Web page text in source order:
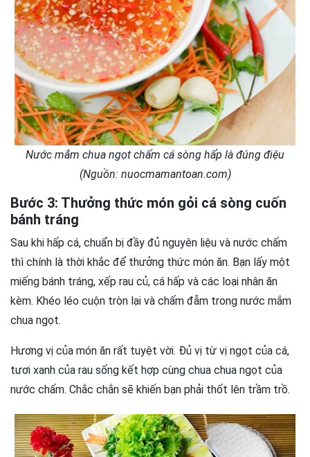
Nước mắm chua ngọt chấm cá sòng hấp là đúng điệu
(Nguồn: nuocmamantoan.com)
Bước 3: Thưởng thức món gỏi cá sòng cuốn
bánh tráng
Sau khi hấp cá, chuẩn bị đầy đủ nguyên liệu và nước chấm
thì chính là thời khắc để thưởng thức món ăn. Bạn lấy một
miếng bánh tráng, xếp rau củ, cá hấp và các loại nhân ăn
kèm. Khéo léo cuộn tròn lại và chấm đẫm trong nước mắm
chua ngọt.
Hương vị của món ăn rất tuyệt vời. Đủ vị từ vị ngọt của cá,
tươi xanh của rau sống kết hợp cùng chua chua ngọt của
nước chấm. Chắc chắn sẽ khiến bạn phải thốt lên trầm trồ.